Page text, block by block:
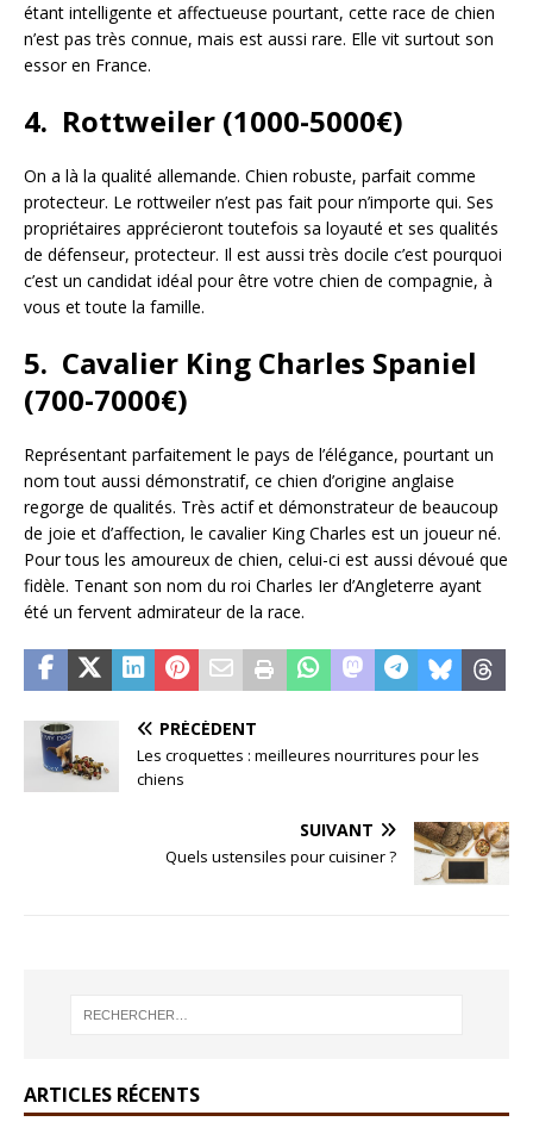
étant intelligente et affectueuse pourtant, cette race de chien
n’est pas très connue, mais est aussi rare. Elle vit surtout son
essor en France.
4. Rottweiler (1000-5000€)
On a là la qualité allemande. Chien robuste, parfait comme
protecteur. Le rottweiler n’est pas fait pour n’importe qui. Ses
propriétaires apprécieront toutefois sa loyauté et ses qualités
de défenseur, protecteur. Il est aussi très docile c’est pourquoi
c’est un candidat idéal pour être votre chien de compagnie, à
vous et toute la famille.
5. Cavalier King Charles Spaniel
(700-7000€)
Représentant parfaitement le pays de l’élégance, pourtant un
nom tout aussi démonstratif, ce chien d’origine anglaise
regorge de qualités. Très actif et démonstrateur de beaucoup
de joie et d’affection, le cavalier King Charles est un joueur né.
Pour tous les amoureux de chien, celui-ci est aussi dévoué que
fidèle. Tenant son nom du roi Charles Ier d’Angleterre ayant
été un fervent admirateur de la race.
PRÉCÉDENT
Les croquettes : meilleures nourritures pour les
chiens
SUIVANT
Quels ustensiles pour cuisiner ?
ARTICLES RÉCENTS